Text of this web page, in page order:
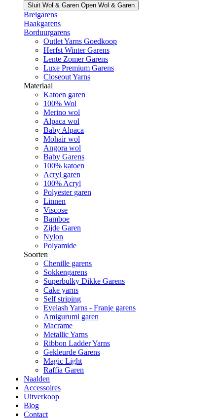
Sluit Wol & Garen Open Wol & Garen
Breigarens
Haakgarens
Borduurgarens
Outlet Yarns Goedkoop
Herfst Winter Garens
Lente Zomer Garens
Luxe Premium Garens
Closeout Yarns
Materiaal
Katoen garen
100% Wol
Merino wol
Alpaca wol
Baby Alpaca
Mohair wol
Angora wol
Baby Garens
100% katoen
Acryl garen
100% Acryl
Polyester garen
Linnen
Viscose
Bamboe
Zijde Garen
Nylon
Polyamide
Soorten
Chenille garens
Sokkengarens
Superbulky Dikke Garens
Cake yarns
Self striping
Eyelash Yarns - Franje garens
Amigurumi garen
Macrame
Metallic Yarns
Ribbon Ladder Yarns
Gekleurde Garens
Magic Light
Raffia Garen
Naalden
Accessoires
Uitverkoop
Blog
Contact